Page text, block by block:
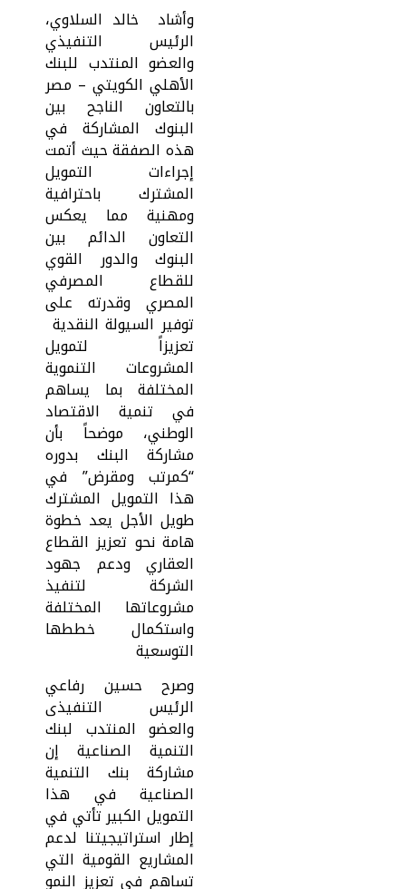
وأشاد خالد السلاوي،
الرئيس التنفيذي
والعضو المنتدب للبنك
الأهلي الكويتي – مصر
بالتعاون الناجح بين
البنوك المشاركة في
هذه الصفقة حيث أتمت
إجراءات التمويل
المشترك باحترافية
ومهنية مما يعكس
التعاون الدائم بين
البنوك والدور القوي
للقطاع المصرفي
المصري وقدرته على
توفير السيولة النقدية
تعزيزاً لتمويل
المشروعات التنموية
المختلفة بما يساهم
في تنمية الاقتصاد
الوطني، موضحاً بأن
مشاركة البنك بدوره
“كمرتب ومقرض” في
هذا التمويل المشترك
طويل الأجل يعد خطوة
هامة نحو تعزيز القطاع
العقاري ودعم جهود
الشركة لتنفيذ
مشروعاتها المختلفة
واستكمال خططها
التوسعية
وصرح حسين رفاعي
الرئيس التنفيذى
والعضو المنتدب لبنك
التنمية الصناعية إن
مشاركة بنك التنمية
الصناعية في هذا
التمويل الكبير تأتي في
إطار استراتيجيتنا لدعم
المشاريع القومية التي
تساهم في تعزيز النمو